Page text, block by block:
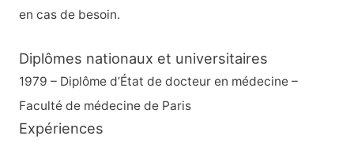
en cas de besoin.
Diplômes nationaux et universitaires
1979 – Diplôme d’État de docteur en médecine –
Faculté de médecine de Paris
Expériences